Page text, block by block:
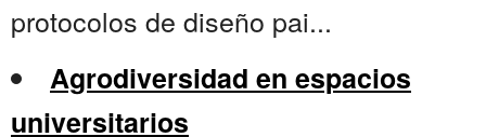
protocolos de diseño pai...
Agrodiversidad en espacios
universitarios